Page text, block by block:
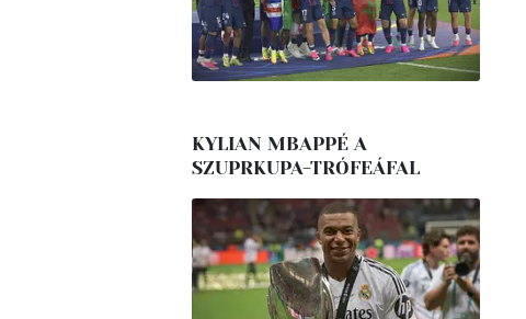
KYLIAN MBAPPÉ A
SZUPRKUPA-TRÓFEÁFAL